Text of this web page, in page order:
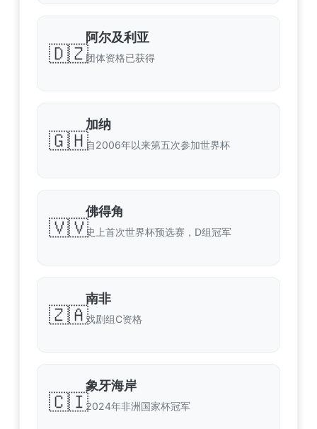
🇩🇿
阿尔及利亚
团体资格已获得
🇬🇭
加纳
自2006年以来第五次参加世界杯
🇻🇻
佛得角
史上首次世界杯预选赛，D组冠军
🇿🇦
南非
戏剧组C资格
🇨🇮
象牙海岸
2024年非洲国家杯冠军